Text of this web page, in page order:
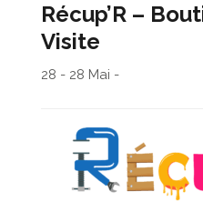
Récup’R –
Visite
28 - 28 Mai -